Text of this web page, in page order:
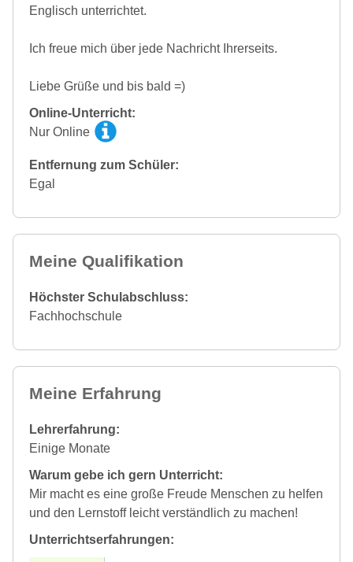
Englisch unterrichtet.
Ich freue mich über jede Nachricht Ihrerseits.
Liebe Grüße und bis bald =)
Online-Unterricht:
Nur Online
Entfernung zum Schüler:
Egal
Meine Qualifikation
Höchster Schulabschluss:
Fachhochschule
Meine Erfahrung
Lehrerfahrung:
Einige Monate
Warum gebe ich gern Unterricht:
Mir macht es eine große Freude Menschen zu helfen
und den Lernstoff leicht verständlich zu machen!
Unterrichtserfahrungen: